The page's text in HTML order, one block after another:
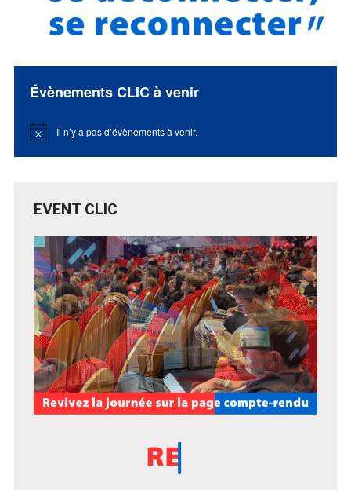
Évènements CLIC à venir
Notice Il n’y a pas d’évènements à venir.
EVENT CLIC